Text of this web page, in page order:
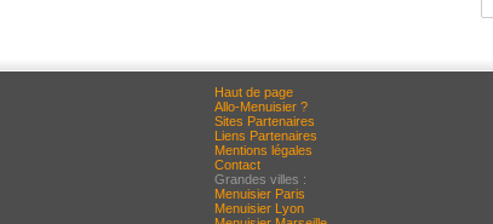
Haut de page
Allo-Menuisier ?
Sites Partenaires
Liens Partenaires
Mentions légales
Contact
Grandes villes :
Menuisier Paris
Menuisier Lyon